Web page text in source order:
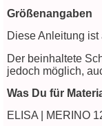
Größenangaben
Diese Anleitung ist
Der beinhaltete
jedoch möglich,
Was Du für
ELISA | MERINO